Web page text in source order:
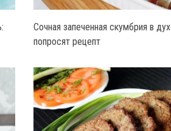
Сочная запеченная скумбрия в
попросят рецепт